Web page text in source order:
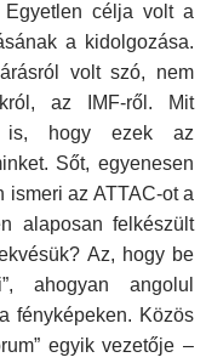
Egyetlen célja volt a
a kidolgozása.
volt szó, nem
az IMF-ről. Mit
is, hogy ezek az
Sőt, egyenesen
ismeri az ATTAC-ot a
alaposan felkészült
Az, hogy be
ahogyan angolul
fényképeken. Közös
egyik vezetője –